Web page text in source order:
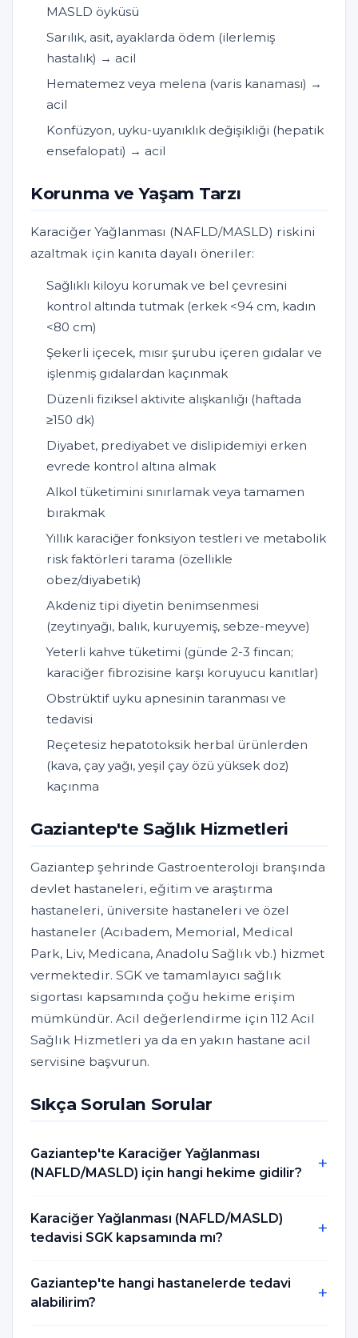
MASLD öyküsü
Sarılık, asit, ayaklarda ödem (ilerlemiş
hastalık) → acil
Hematemez veya melena (varis kanaması) →
acil
Konfüzyon, uyku-uyanıklık değişikliği (hepatik
ensefalopati) → acil
Korunma ve Yaşam Tarzı
Karaciğer Yağlanması (NAFLD/MASLD) riskini
azaltmak için kanıta dayalı öneriler:
Sağlıklı kiloyu korumak ve bel çevresini
kontrol altında tutmak (erkek <94 cm, kadın
<80 cm)
Şekerli içecek, mısır şurubu içeren gıdalar ve
işlenmiş gıdalardan kaçınmak
Düzenli fiziksel aktivite alışkanlığı (haftada
≥150 dk)
Diyabet, prediyabet ve dislipidemiyi erken
evrede kontrol altına almak
Alkol tüketimini sınırlamak veya tamamen
bırakmak
Yıllık karaciğer fonksiyon testleri ve metabolik
risk faktörleri tarama (özellikle
obez/diyabetik)
Akdeniz tipi diyetin benimsenmesi
(zeytinyağı, balık, kuruyemiş, sebze-meyve)
Yeterli kahve tüketimi (günde 2-3 fincan;
karaciğer fibrozisine karşı koruyucu kanıtlar)
Obstrüktif uyku apnesinin taranması ve
tedavisi
Reçetesiz hepatotoksik herbal ürünlerden
(kava, çay yağı, yeşil çay özü yüksek doz)
kaçınma
Gaziantep'te Sağlık Hizmetleri
Gaziantep şehrinde Gastroenteroloji branşında
devlet hastaneleri, eğitim ve araştırma
hastaneleri, üniversite hastaneleri ve özel
hastaneler (Acıbadem, Memorial, Medical
Park, Liv, Medicana, Anadolu Sağlık vb.) hizmet
vermektedir. SGK ve tamamlayıcı sağlık
sigortası kapsamında çoğu hekime erişim
mümkündür. Acil değerlendirme için 112 Acil
Sağlık Hizmetleri ya da en yakın hastane acil
servisine başvurun.
Sıkça Sorulan Sorular
Gaziantep'te Karaciğer Yağlanması
(NAFLD/MASLD) için hangi hekime gidilir?
Karaciğer Yağlanması (NAFLD/MASLD)
tedavisi SGK kapsamında mı?
Gaziantep'te hangi hastanelerde tedavi
alabilirim?